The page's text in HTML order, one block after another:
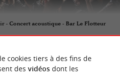
- Concert acoustique - Bar Le Flotteur
Saint-Hilaire
cookies tiers à des fins de
des vidéosdont les